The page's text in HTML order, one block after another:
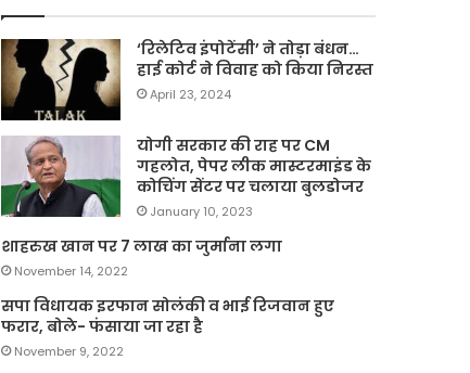
‘रिलेटिव इंपोटेंसी’ ने तोड़ा बंधन…
हाई कोर्ट ने विवाह को किया निरस्त
April 23, 2024
योगी सरकार की राह पर CM
गहलोत, पेपर लीक मास्टरमाइंड के
कोचिंग सेंटर पर चलाया बुलडोजर
January 10, 2023
शाहरुख खान पर 7 लाख का जुर्माना लगा
November 14, 2022
सपा विधायक इरफान सोलंकी व भाई रिजवान हुए
फरार, बोले- फंसाया जा रहा है
November 9, 2022